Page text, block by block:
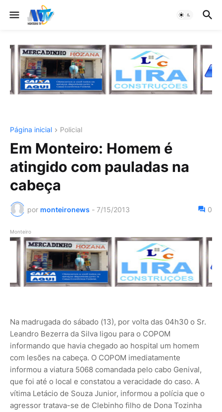
Página inicial Policial
Em Monteiro: Homem é
atingido com pauladas na
cabeça
por monteironews - 7/15/2013 0
Monteiro
Na madrugada do sábado (13), por volta das 04h30 o Sr.
Leandro Bezerra da Silva ligou para o COPOM
informando que havia chegado ao hospital um homem
com lesões na cabeça. O COPOM imediatamente
informou a viatura 5068 comandada pelo cabo Genival,
que foi até o local e constatou a veracidade do caso. A
vítima Letácio de Souza Junior, informou a polícia que o
agressor tratava-se de Clebinho filho de Dona Tozinha